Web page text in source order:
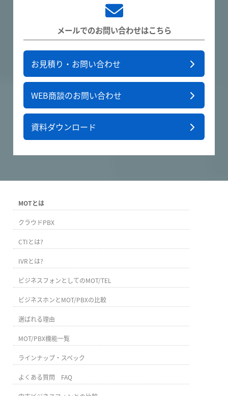
メールでのお問い合わせはこちら
お見積り・お問い合わせ
WEB商談のお問い合わせ
資料ダウンロード
MOTとは
クラウドPBX
CTIとは?
IVRとは?
ビジネスフォンとしてのMOT/TEL
ビジネスホンとMOT/PBXの比較
選ばれる理由
MOT/PBX機能一覧
ラインナップ・スペック
よくある質問 FAQ